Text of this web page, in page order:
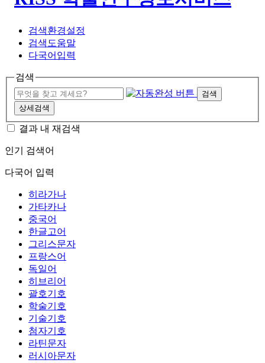
검색환경설정
검색도움말
다국어입력
검색
검색
상세검색
결과 내 재검색
인기 검색어
다국어 입력
히라가나
가타카나
중국어
한글고어
그리스문자
프랑스어
독일어
히브리어
괄호기호
학술기호
기술기호
첨자기호
라틴문자
러시아문자